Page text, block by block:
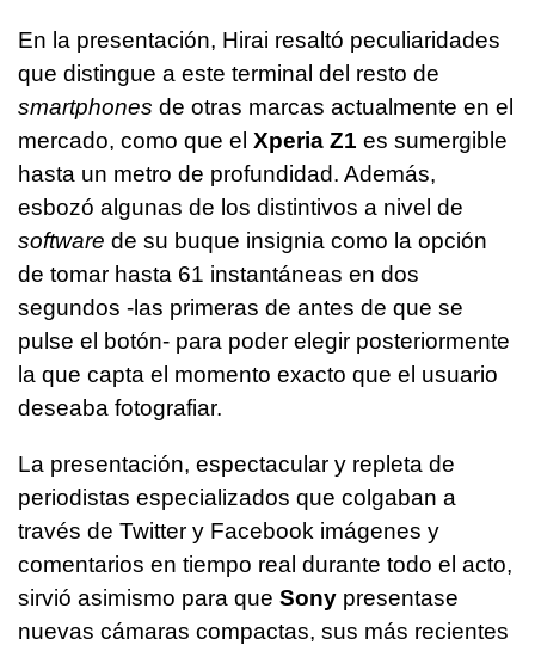
En la presentación, Hirai resaltó peculiaridades
que distingue a este terminal del resto de
smartphones de otras marcas actualmente en el
mercado, como que el Xperia Z1 es sumergible
hasta un metro de profundidad. Además,
esbozó algunas de los distintivos a nivel de
software de su buque insignia como la opción
de tomar hasta 61 instantáneas en dos
segundos -las primeras de antes de que se
pulse el botón- para poder elegir posteriormente
la que capta el momento exacto que el usuario
deseaba fotografiar.
La presentación, espectacular y repleta de
periodistas especializados que colgaban a
través de Twitter y Facebook imágenes y
comentarios en tiempo real durante todo el acto,
sirvió asimismo para que Sony presentase
nuevas cámaras compactas, sus más recientes